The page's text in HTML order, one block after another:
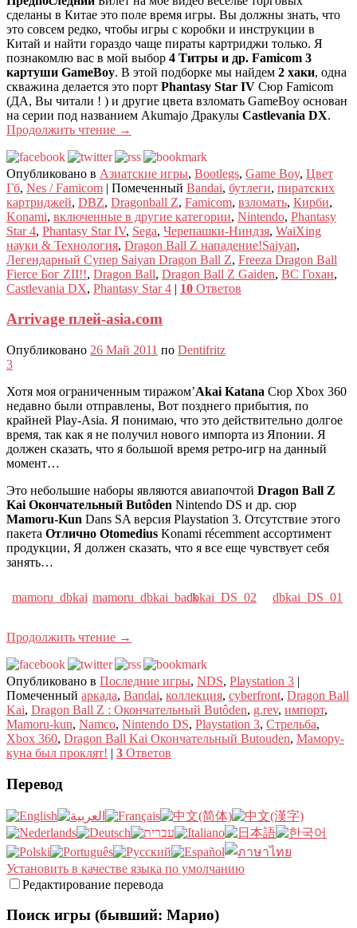
сделаны в Китае это поле время игры. Вы должны знать, что
это совсем редко, чтобы игры с коробки и инструкции в
Китай и найти гораздо чаще пираты картриджи только. Я
познакомлю вас в мой выбор 4 Титры и др. Famicom 3
картуши GameBoy. В этой подборке мы найдем 2 хаки, одна
скважина делается это порт Phantasy Star IV Сюр Famicom
(ДА, Вы читали ! ) и другие цвета взломать GameBoy основан
на серии под названием Akumajo Дракулы Castlevania DX.
Продолжить чтение →
Опубликовано в Азиатские игры, Bootlegs, Game Boy, Цвет
Гб, Nes / Famicom | Помеченный Bandai, бутлеги, пиратских
картриджей, DBZ, Dragonball Z, Famicom, взломать, Кирби,
Konami, включенные в другие категории, Nintendo, Phantasy
Star 4, Phantasy Star IV, Sega, Черепашки-Ниндзя, WaiXing
науки & Технология, Dragon Ball Z нападение!Saiyan,
Легендарный Супер Saiyan Dragon Ball Z, Freeza Dragon Ball
Fierce Бог ZII!!, Dragon Ball, Dragon Ball Z Gaiden, ВС Гохан,
Castlevania DX, Phantasy Star 4 | 10 Ответов
Arrivage плей-asia.com
Опубликовано 26 Май 2011 по Dentifritz
3
Хотя моя ограниченным тиражом’Akai Katana Сюр Xbox 360
недавно были отправлены, Вот позднего прибытия, по
крайней Play-Asia. Я понимаю, что это действительно долгое
время, так как я не получил нового импорта из Японии. Я
должен сказать, что я большой время ретро-игр на данный
момент…
Это небольшие наборы являются авиапочтой Dragon Ball Z
Kai Окончательный Butôden Nintendo DS и др. сюр
Mamoru-Kun Dans SA версия Playstation 3. Отсутствие этого
пакета Отлично Otomedius Konami récemment ассортимент
продукции, Я должен сказать, что я все еще чувствует себя
занять…
mamoru_dbkai mamoru_dbkai_backdbkai_DS_02 dbkai_DS_01
Продолжить чтение →
Опубликовано в Последние игры, NDS, Playstation 3 |
Помеченный аркада, Bandai, коллекция, cyberfront, Dragon Ball
Kai, Dragon Ball Z : Окончательный Butôden, g.rev, импорт,
Mamoru-kun, Namco, Nintendo DS, Playstation 3, Стрельба,
Xbox 360, Dragon Ball Kai Окончательный Butouden, Мамору-
куна был проклят! | 3 Ответов
Перевод
Установить в качестве языка по умолчанию
Редактирование перевода
Поиск игры (бывший: Марио)